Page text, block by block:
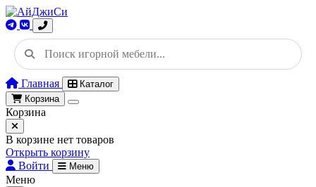
Главная
Каталог
Корзина
Корзина
В корзине нет товаров
Открыть корзину
Войти
Меню
Меню